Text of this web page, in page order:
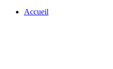
Accueil